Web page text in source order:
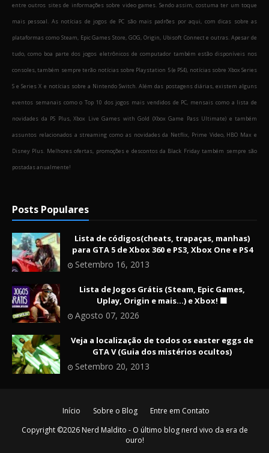
entre outros sites de informações sobre video games. Sendo assim, costuma ter um toque
mais pessoal. As notícias de jogos de PC são mais padrões por aqui, com dicas sobre as
plataformas como Steam, Epic Games Store, GOG, Origin, Ubisoft Connect e outras. Apesar de
tudo, como boa parte dos jogos eletrônicos de computador também estão disponíveis nos
consoles, também sempre terão notícias sobre Playstation 5 (e PS4), notícias sobre Xbox Series
S e Series X e notícias sobre a Nintendo Switch. Além das postagens diárias, existem alguns
eventos semanais como o Top 10 dos jogos mais vendidos de PC, mensais como a lista de
novidades da PS Plus, Xbox Live Games with Gold (Xbox Game Pass Ultimate) e também
assuntos relacionados a streaming como as novidades da Netflix, Prime Video, HBO Max e
Disney Plus. Melhores ofertas, promoções e descontos da Black Friday também sempre são
postadas anualmente!
Posts Populares
Lista de códigos(cheats, trapaças, manhas)
para GTA 5 de Xbox 360 e PS3, Xbox One e PS4
Setembro 16, 2013
Lista de Jogos Grátis (Steam, Epic Games,
Uplay, Origin e mais...) e Xbox! 🟩
Agosto 07, 2026
Veja a localização de todos os easter eggs de
GTA V (Guia dos mistérios ocultos)
Setembro 20, 2013
Início Sobre o Blog
Entre em Contato
Copyright ©2026 Nerd Maldito - O último blog nerd vivo da era de
ouro!